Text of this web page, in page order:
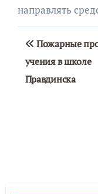
направлять
по
записям
Пожарные
учения в школе
Правдинска